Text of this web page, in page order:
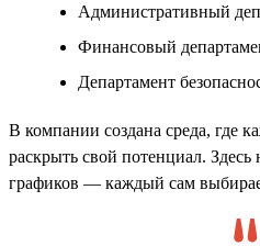
Административный
Финансовый
Департамент
В компании создана среда, где
раскрыть свой потенциал.
графиков — каждый сам